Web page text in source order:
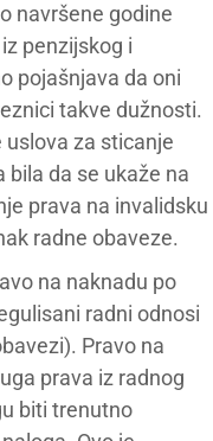
navršene godine
penzijskog i
pojašnjava da oni
takve dužnosti.
uslova za sticanje
bila da se ukaže na
prava na invalidsku
radne obaveze.
na naknadu po
radni odnosi
Pravo na
prava iz radnog
biti trenutno